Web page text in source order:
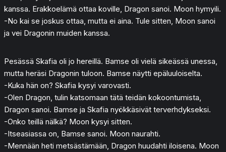
kanssa. Erakkoelämä ottaa koville, Dragon sanoi. Moon hymyili.
-No kai se joskus ottaa, mutta ei aina. Tule sitten, Moon sanoi
ja vei Dragonin muiden kanssa.
Pesässä Skafia oli jo hereillä. Bamse oli vielä sikeässä unessa,
mutta heräsi Dragonin tuloon. Bamse näytti epäluuloiselta.
-Kuka hän on? Skafia kysyi varovasti.
-Olen Dragon, tulin katsomaan tätä teidän kokoontumista,
Dragon sanoi. Bamse ja Skafia nyökkäsivät terverhdykseksi.
-Onko teillä nälkä? Moon kysyi sitten.
-Itseasiassa on, Bamse sanoi. Moon naurahti.
-Mennään heti metsästämään, Dragon huudahti iloisena. Moon